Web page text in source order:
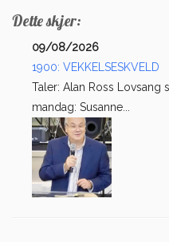
Dette skjer:
09/08/2026
1900: VEKKELSESKVELD
Taler: Alan Ross Lovsang
mandag: Susanne...